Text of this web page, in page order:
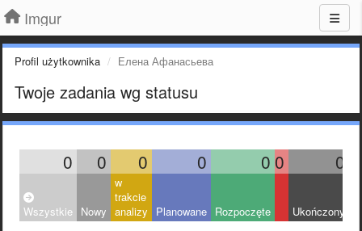
Imgur
Profil użytkownika Елена Афанасьева
Twoje zadania wg statusu
0 0 0 0 0 0 0
Wszystkie Nowy
w
trakcie
analizy
Planowane Rozpoczęte Ukończony